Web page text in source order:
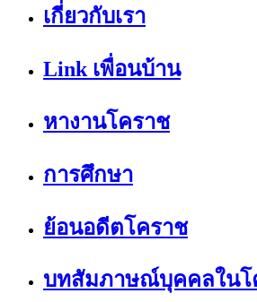
เกี่ยวกับเรา
Link เพื่อนบ้าน
หางานโคราช
การศึกษา
ย้อนอดีตโคราช
บทสัมภาษณ์บุคคลในโ